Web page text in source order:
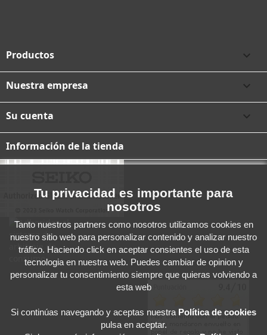
Productos 
Nuestra empresa 
Su cuenta 
Información de la tienda
Tu privacidad es importante para
nosotros
Tanto nuestros partners como nosotros utilizamos cookies en
nuestro sitio web para personalizar contenido y analizar nuestro
tráfico. Haciendo click en aceptar consientes el uso de esta
tecnologia en nuestra web. Puedes cambiar de opinion y
personalizar tu consentimiento siempre que quieras volviendo a
esta web
Si continúas navegando y aceptas nuestra Política de cookies
pulsa en aceptar.